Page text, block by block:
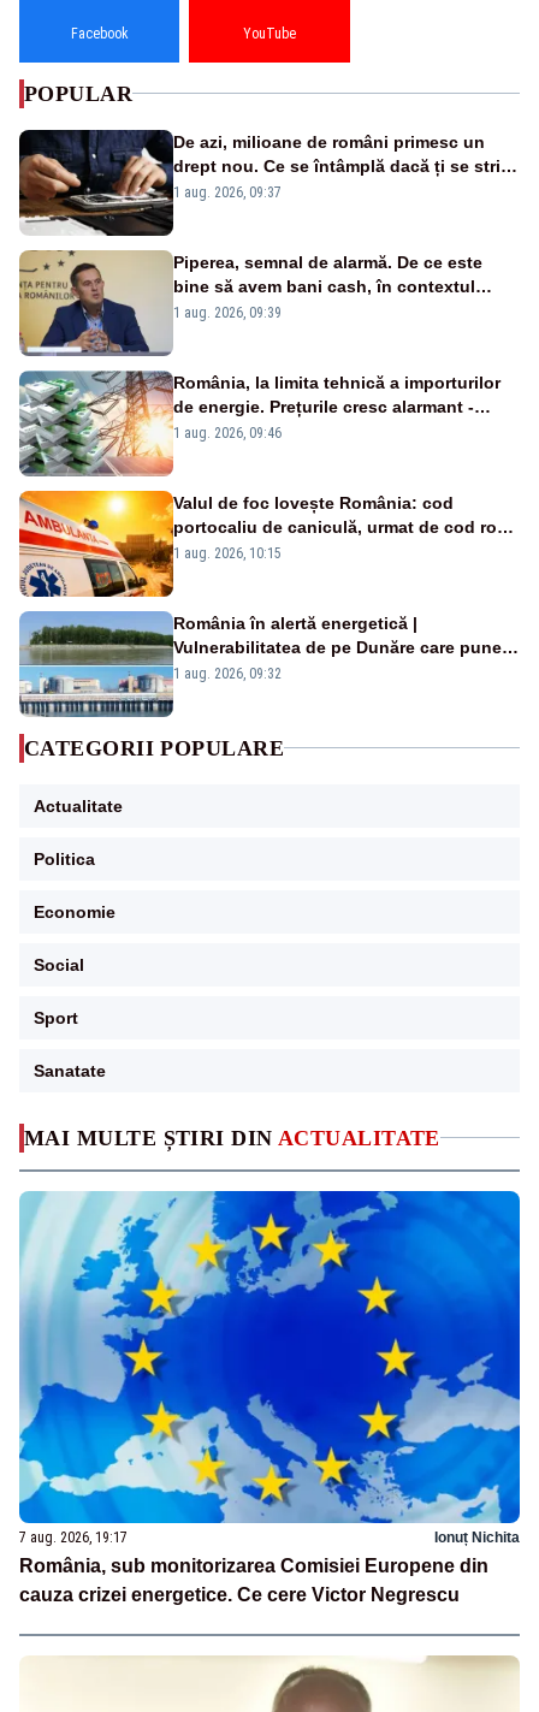
MAI MULTE ȘTIRI DIN ACTUALITATE
7 aug. 2026, 19:17 Ionuț Nichita
România, sub monitorizarea Comisiei Europene din
cauza crizei energetice. Ce cere Victor Negrescu
Facebook YouTube
POPULAR
De azi, milioane de români primesc un
drept nou. Ce se întâmplă dacă ți se strică
un produs
1 aug. 2026, 09:37
Piperea, semnal de alarmă. De ce este
bine să avem bani cash, în contextul
alertei energetice?
1 aug. 2026, 09:39
România, la limita tehnică a importurilor
de energie. Prețurile cresc alarmant -
Analiză Realitatea Plus
1 aug. 2026, 09:46
Valul de foc lovește România: cod
portocaliu de caniculă, urmat de cod roșu
duminică. Temperaturile urcă spre 40°C
1 aug. 2026, 10:15
România în alertă energetică |
Vulnerabilitatea de pe Dunăre care pune
în pericol Centrala Cernavodă era
1 aug. 2026, 09:32
CATEGORII POPULARE
Actualitate
Politica
Economie
Social
Sport
Sanatate